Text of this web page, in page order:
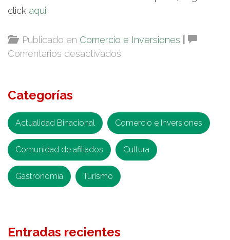
click aqui
Publicado en Comercio e Inversiones
Comentarios desactivados
ecuatoriana
entrará
al
mercado
Categorías
Actualidad Binacional Comercio e Inversiones
Comunidad de afiliados Cultura
Gastronomía Turismo
Entradas recientes